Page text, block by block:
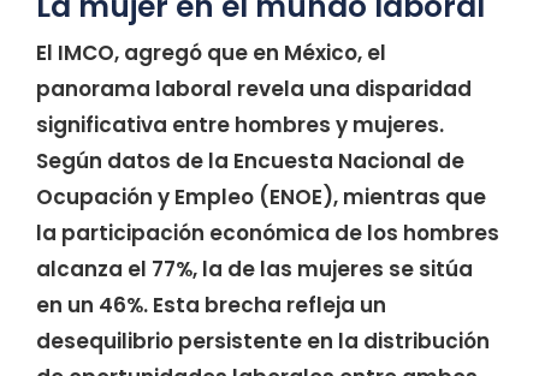
El IMCO, agregó que en México, el
panorama laboral revela una disparidad
significativa entre hombres y mujeres.
Según datos de la Encuesta Nacional de
Ocupación y Empleo (ENOE), mientras que
la participación económica de los hombres
alcanza el 77%, la de las mujeres se sitúa
en un 46%. Esta brecha refleja un
desequilibrio persistente en la distribución